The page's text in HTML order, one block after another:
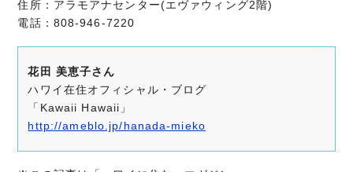
住所：アラモアナセンター(エヴァウィング2階)
電話：808-946-7220
花田 美恵子さん
ハワイ在住オフィシャル・ブログ
「Kawaii Hawaii」
http://ameblo.jp/hanada-mieko